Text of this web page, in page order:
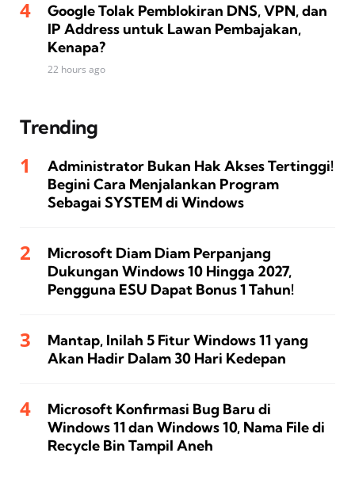
Google Tolak Pemblokiran DNS, VPN, dan
IP Address untuk Lawan Pembajakan,
Kenapa?
22 hours ago
Trending
Administrator Bukan Hak Akses Tertinggi!
Begini Cara Menjalankan Program
Sebagai SYSTEM di Windows
Microsoft Diam Diam Perpanjang
Dukungan Windows 10 Hingga 2027,
Pengguna ESU Dapat Bonus 1 Tahun!
Mantap, Inilah 5 Fitur Windows 11 yang
Akan Hadir Dalam 30 Hari Kedepan
Microsoft Konfirmasi Bug Baru di
Windows 11 dan Windows 10, Nama File di
Recycle Bin Tampil Aneh